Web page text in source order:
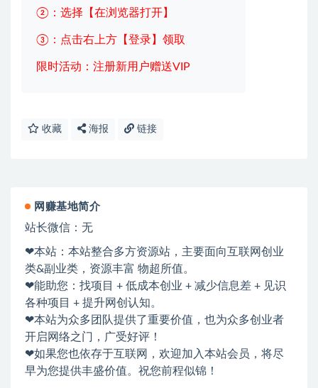
②：选择【在浏览器打开】
③：点击右上方【登录】领取
限时活动：注册新用户赠送VIP
收藏 海报 链接
网赚基地简介
站长微信：无
❤本站：本站整合多方资源站，主要面向互联网创业
类&副业类，资源丰富 物超所值。
❤能助您：找项目 + 低成本创业 + 减少信息差 + 见识
各种项目 + 提升网创认知。
❤本站为众多团队提供了重要价值，也为众多创业者
开启网络之门，广受好评！
❤如果您也依存于互联网，欢迎加入本站会员，将尽
早为您提供丰盛价值。祝您前程似锦！